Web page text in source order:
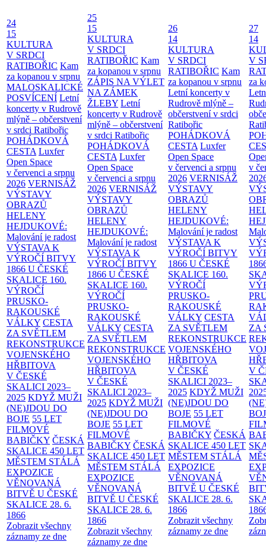
24
15
KULTURA
V SRDCI
RATIBOŘIC Kam
za kopanou v srpnu
MALOSKALICKÉ
POSVÍCENÍ Letní
koncerty v Rudrově
mlýně – občerstvení
v srdci Ratibořic
POHÁDKOVÁ
CESTA Luxfer
Open Space
v červenci a srpnu
2026 VERNISÁŽ
VÝSTAVY
OBRAZŮ
HELENY
HEJDUKOVÉ:
Malování je radost
VÝSTAVA K
VÝROČÍ BITVY
1866 U ČESKÉ
SKALICE 160.
VÝROČÍ
PRUSKO-
RAKOUSKÉ
VÁLKY CESTA
ZA SVĚTLEM
REKONSTRUKCE
VOJENSKÉHO
HŘBITOVA
V ČESKÉ
SKALICI 2023–
2025 KDYŽ MUŽI
(NE)JDOU DO
BOJE 55 LET
FILMOVÉ
BABIČKY ČESKÁ
SKALICE 450 LET
MĚSTEM STÁLÁ
EXPOZICE
VĚNOVANÁ
BITVĚ U ČESKÉ
SKALICE 28. 6.
1866
Zobrazit všechny
záznamy ze dne
25
15
KULTURA
V SRDCI
RATIBOŘIC Kam
za kopanou v srpnu
ZÁPIS NA VÝLET
NA ZÁMEK
ŽLEBY Letní
koncerty v Rudrově
mlýně – občerstvení
v srdci Ratibořic
POHÁDKOVÁ
CESTA Luxfer
Open Space
v červenci a srpnu
2026 VERNISÁŽ
VÝSTAVY
OBRAZŮ
HELENY
HEJDUKOVÉ:
Malování je radost
VÝSTAVA K
VÝROČÍ BITVY
1866 U ČESKÉ
SKALICE 160.
VÝROČÍ
PRUSKO-
RAKOUSKÉ
VÁLKY CESTA
ZA SVĚTLEM
REKONSTRUKCE
VOJENSKÉHO
HŘBITOVA
V ČESKÉ
SKALICI 2023–
2025 KDYŽ MUŽI
(NE)JDOU DO
BOJE 55 LET
FILMOVÉ
BABIČKY ČESKÁ
SKALICE 450 LET
MĚSTEM STÁLÁ
EXPOZICE
VĚNOVANÁ
BITVĚ U ČESKÉ
SKALICE 28. 6.
1866
Zobrazit všechny
záznamy ze dne
26
14
KULTURA
V SRDCI
RATIBOŘIC Kam
za kopanou v srpnu
Letní koncerty v
Rudrově mlýně –
občerstvení v srdci
Ratibořic
POHÁDKOVÁ
CESTA Luxfer
Open Space
v červenci a srpnu
2026 VERNISÁŽ
VÝSTAVY
OBRAZŮ
HELENY
HEJDUKOVÉ:
Malování je radost
VÝSTAVA K
VÝROČÍ BITVY
1866 U ČESKÉ
SKALICE 160.
VÝROČÍ
PRUSKO-
RAKOUSKÉ
VÁLKY CESTA
ZA SVĚTLEM
REKONSTRUKCE
VOJENSKÉHO
HŘBITOVA
V ČESKÉ
SKALICI 2023–
2025 KDYŽ MUŽI
(NE)JDOU DO
BOJE 55 LET
FILMOVÉ
BABIČKY ČESKÁ
SKALICE 450 LET
MĚSTEM STÁLÁ
EXPOZICE
VĚNOVANÁ
BITVĚ U ČESKÉ
SKALICE 28. 6.
1866
Zobrazit všechny
záznamy ze dne
27
14
V
za
v
ZA
V